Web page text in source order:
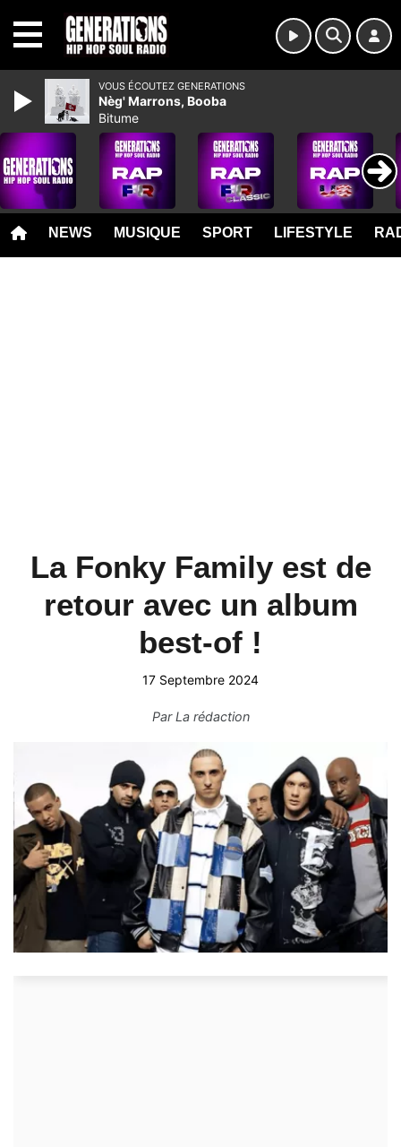
NEWS MUSIQUE SPORT LIFESTYLE
La Fonky Family est de
retour avec un album
best-of !
17 Septembre 2024
ParLa rédaction
VOUS ÉCOUTEZ GENERATIONS
Nèg' Marrons, Booba
Bitume